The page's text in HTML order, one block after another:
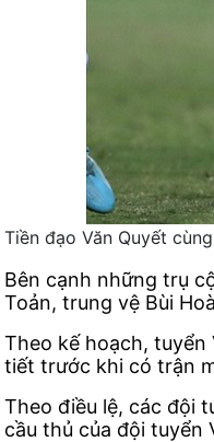
Tiền đạo Văn Quyết
Bên cạnh những trụ
Toản, trung vệ Bùi
Theo kế hoạch, tuyển
tiết trước khi có trận
Theo điều lệ, các đội
cầu thủ của đội